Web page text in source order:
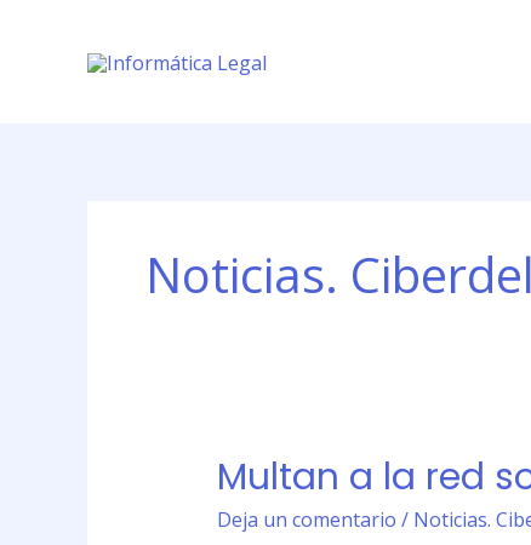
contenido
Noticias.
Multan a la red
Deja un comentario / Noticias.
Multan
la